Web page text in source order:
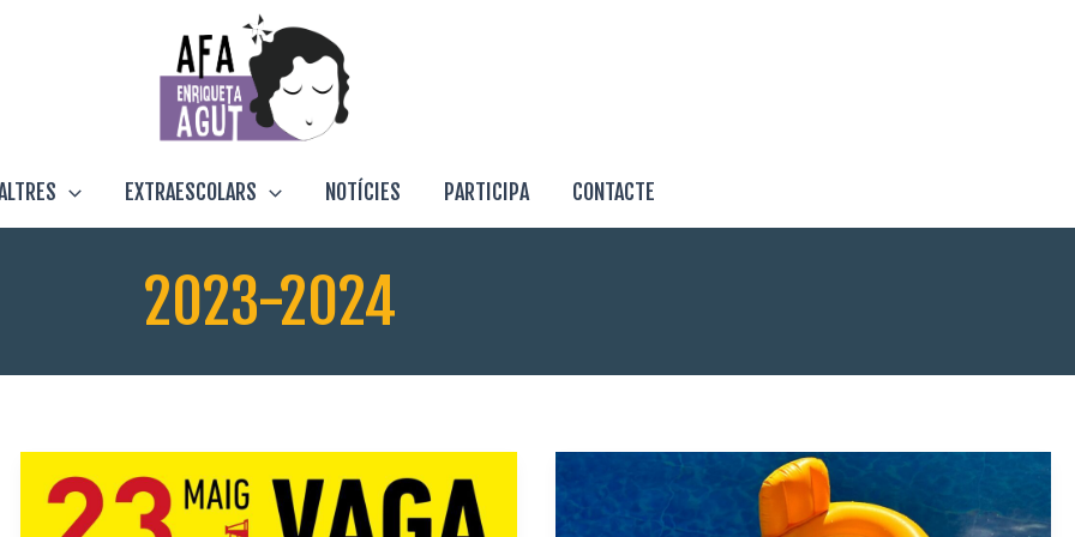
EXTRAESCOLARS NOTÍCIES PARTICIPA CONTACTE
2023-2024
de
maig:
EscoletEs
d’estiu